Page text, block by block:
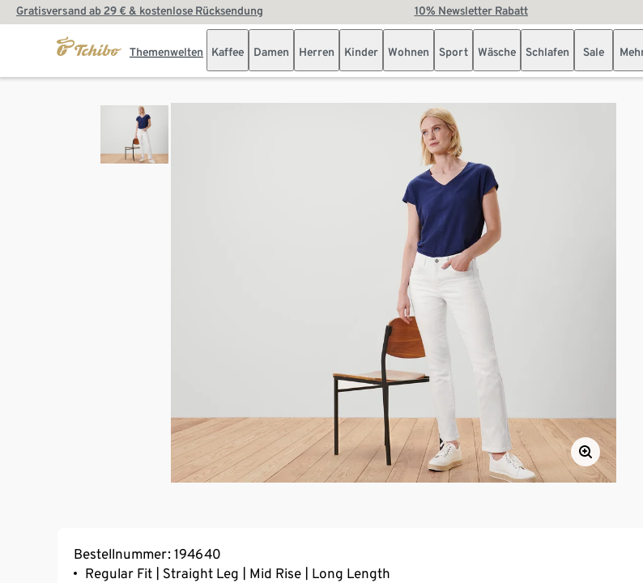
Gratisversand ab 29 € & kostenlose Rücksendung 10% Newsletter Rabatt
Themenwelten Kaffee Damen Herren Kinder Wohnen Sport Wäsche Schlafen Sale
Bestellnummer: 194640
Regular Fit | Straight Leg | Mid Rise | Long Length